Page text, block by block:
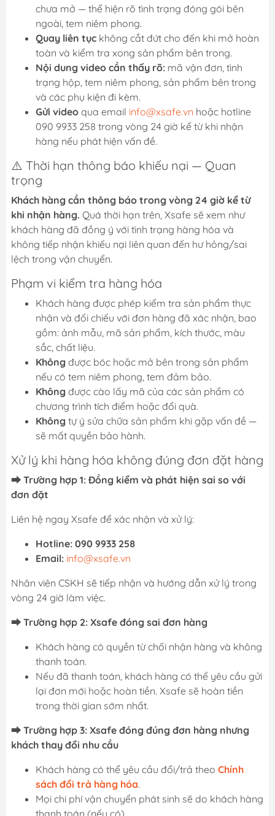
chưa mở — thể hiện rõ tình trạng đóng gói bên
ngoài, tem niêm phong.
Quay liên tục không cắt đứt cho đến khi mở hoàn
toàn và kiểm tra xong sản phẩm bên trong.
Nội dung video cần thấy rõ: mã vận đơn, tình
trạng hộp, tem niêm phong, sản phẩm bên trong
và các phụ kiện đi kèm.
Gửi video qua email info@xsafe.vn hoặc hotline
090 9933 258 trong vòng 24 giờ kể từ khi nhận
hàng nếu phát hiện vấn đề.
⚠️ Thời hạn thông báo khiếu nại — Quan
trọng
Khách hàng cần thông báo trong vòng 24 giờ kể từ
khi nhận hàng. Quá thời hạn trên, Xsafe sẽ xem như
khách hàng đã đồng ý với tình trạng hàng hóa và
không tiếp nhận khiếu nại liên quan đến hư hỏng/sai
lệch trong vận chuyển.
Phạm vi kiểm tra hàng hóa
Khách hàng được phép kiểm tra sản phẩm thực
nhận và đối chiếu với đơn hàng đã xác nhận, bao
gồm: ảnh mẫu, mã sản phẩm, kích thước, màu
sắc, chất liệu.
Không được bóc hoặc mở bên trong sản phẩm
nếu có tem niêm phong, tem đảm bảo.
Không được cào lấy mã của các sản phẩm có
chương trình tích điểm hoặc đổi quà.
Không tự ý sửa chữa sản phẩm khi gặp vấn đề —
sẽ mất quyền bảo hành.
Xử lý khi hàng hóa không đúng đơn đặt hàng
⮕ Trường hợp 1: Đồng kiểm và phát hiện sai so với
đơn đặt
Liên hệ ngay Xsafe để xác nhận và xử lý:
Hotline: 090 9933 258
Email: info@xsafe.vn
Nhân viên CSKH sẽ tiếp nhận và hướng dẫn xử lý trong
vòng 24 giờ làm việc.
⮕ Trường hợp 2: Xsafe đóng sai đơn hàng
Khách hàng có quyền từ chối nhận hàng và không
thanh toán.
Nếu đã thanh toán, khách hàng có thể yêu cầu gửi
lại đơn mới hoặc hoàn tiền. Xsafe sẽ hoàn tiền
trong thời gian sớm nhất.
⮕ Trường hợp 3: Xsafe đóng đúng đơn hàng nhưng
khách thay đổi nhu cầu
Khách hàng có thể yêu cầu đổi/trả theo Chính
sách đổi trả hàng hóa.
Mọi chi phí vận chuyển phát sinh sẽ do khách hàng
thanh toán (nếu có).